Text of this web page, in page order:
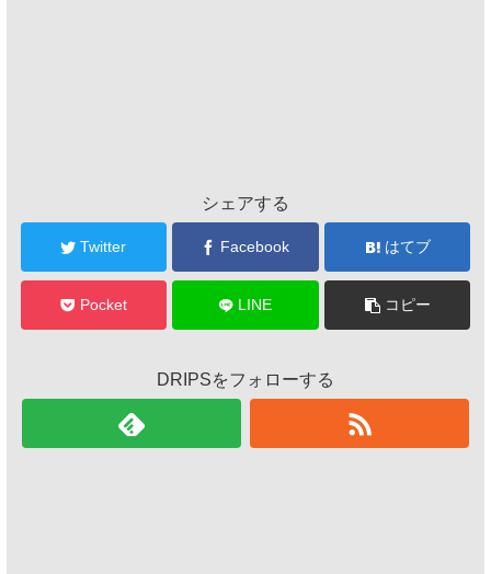
シェアする
Twitter Facebook はてブ
Pocket LINE コピー
DRIPSをフォローする